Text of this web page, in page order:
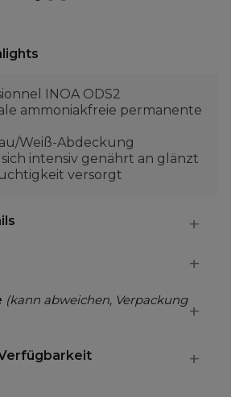
INOA ODS2
ammoniakfreie permanente
Weiß-Abdeckung
intensiv genährt an glänzt
versorgt
(kann abweichen, Verpackung